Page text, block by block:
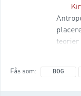
teorier
Fås som BOG